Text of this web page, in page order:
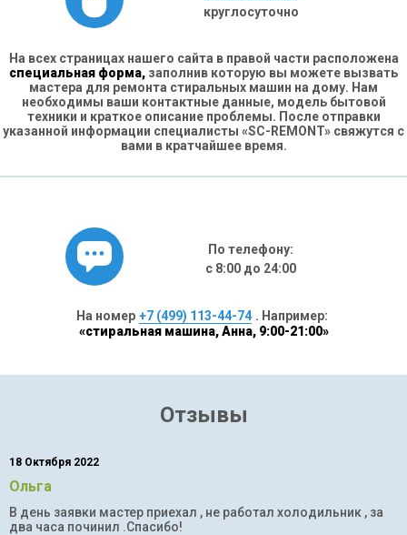
круглосуточно
На всех страницах нашего сайта в правой части расположена
специальная форма, заполнив которую вы можете вызвать
мастера для ремонта стиральных машин на дому. Нам
необходимы ваши контактные данные, модель бытовой
техники и краткое описание проблемы. После отправки
указанной информации специалисты «SC-REMONT» свяжутся с
вами в кратчайшее время.
По телефону:
с 8:00 до 24:00
На номер +7 (499) 113-44-74 . Например:
«стиральная машина, Анна, 9:00-21:00»
Отзывы
18 Октября 2022
Ольга
В день заявки мастер приехал , не работал холодильник , за
два часа починил .Спасибо!